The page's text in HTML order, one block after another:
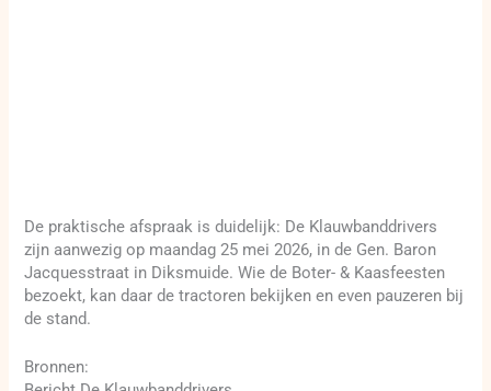
De praktische afspraak is duidelijk: De Klauwbanddrivers
zijn aanwezig op maandag 25 mei 2026, in de Gen. Baron
Jacquesstraat in Diksmuide. Wie de Boter- & Kaasfeesten
bezoekt, kan daar de tractoren bekijken en even pauzeren bij
de stand.
Bronnen: